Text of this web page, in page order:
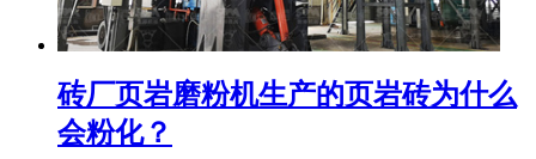
砖厂页岩磨粉机生产的页岩砖为什么
会粉化？